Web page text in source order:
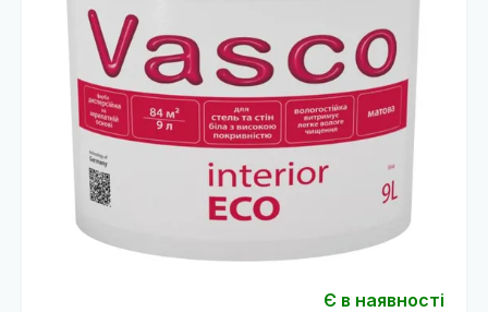
Є в наявності